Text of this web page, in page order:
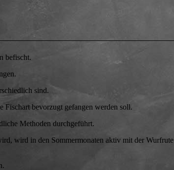
befischt.
sind.
Fischart bevorzugt gefangen werden soll.
Methoden durchgeführt.
wird in den Sommermonaten aktiv mit der Wurfrute